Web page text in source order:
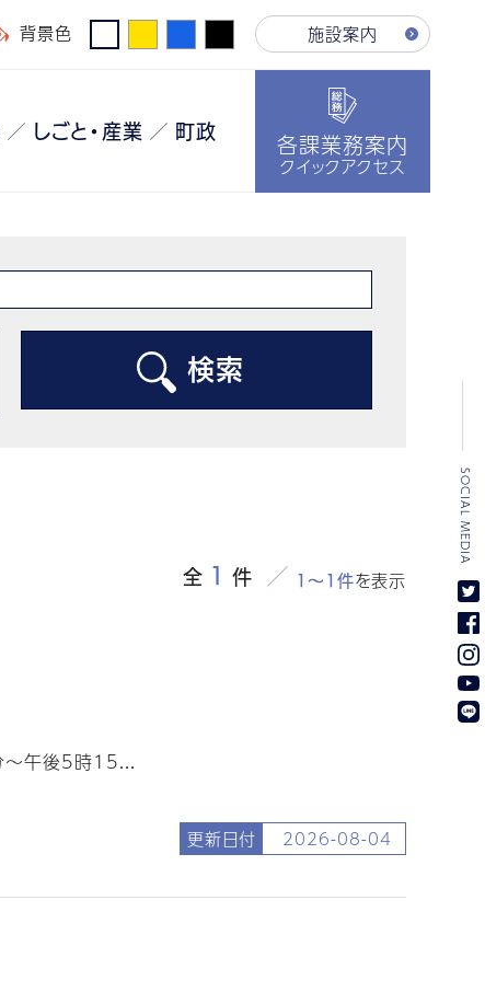
背景色 施設案内
しごと・産業 町政 各課業務案内
クイックアクセス
検索
全 件 1～1件を表示
～午後5時15...
更新日付 2026-08-04
SOCIAL MEDIA